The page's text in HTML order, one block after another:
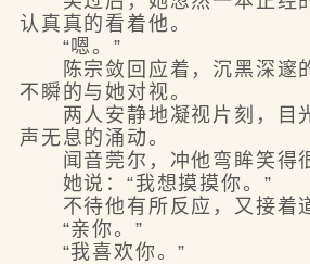
认真真的看着他。
“嗯。”
陈宗敛回应着，沉黑深邃
不瞬的与她对视。
两人安静地凝视片刻，目
声无息的涌动。
闻音莞尔，冲他弯眸笑得
她说：“我想摸摸你。”
不待他有所反应，又接着道
“亲你。”
“我喜欢你。”